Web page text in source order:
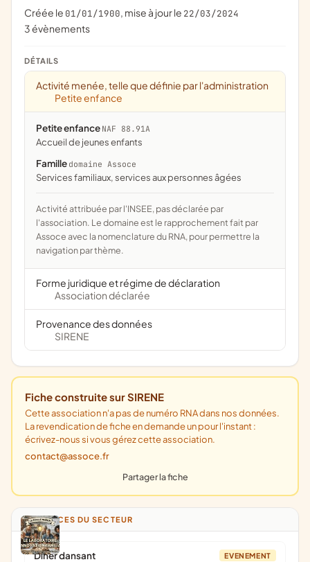
Créée le 01/01/1900, mise à jour le 22/03/2024
3 évènements
DÉTAILS
Activité menée, telle que définie par l'administration
Petite enfance
Petite enfance NAF 88.91A
Accueil de jeunes enfants
Famille domaine Assoce
services familiaux, services aux personnes âgées
Activité attribuée par l'INSEE, pas déclarée par
l'association. Le domaine est le rapprochement fait par
Assoce avec la nomenclature du RNA, pour permettre la
navigation par thème.
Forme juridique et régime de déclaration
Association déclarée
Provenance des données
SIRENE
Fiche construite sur SIRENE
Cette association n'a pas de numéro RNA dans nos données.
La revendication de fiche en demande un pour l'instant :
écrivez-nous si vous gérez cette association.
contact@assoce.fr
Partager la fiche
ANNONCES DU SECTEUR
EVENEMENT
Dîner dansant